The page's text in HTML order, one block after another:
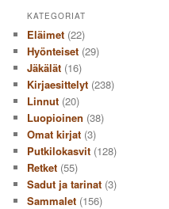
KATEGORIAT
Eläimet (22)
Hyönteiset (29)
Jäkälät (16)
Kirjaesittelyt (238)
Linnut (20)
Luopioinen (38)
Omat kirjat (3)
Putkilokasvit (128)
Retket (55)
Sadut ja tarinat (3)
Sammalet (156)